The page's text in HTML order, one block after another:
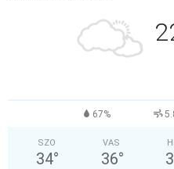
67%
SZO
34°
VAS
36°